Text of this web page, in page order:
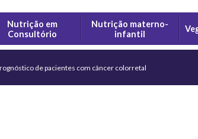
Nutrição em
Consultório
Nutrição materno-
infantil
de pacientes com câncer colorretal